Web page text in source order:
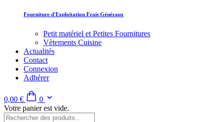
Fourniture d'Exploitation Frais Généraux
Petit matériel et Petites Fournitures
Vètements Cuisine
Actualités
Contact
Connexion
Adhérer
0,00 €
0
Votre panier est vide.